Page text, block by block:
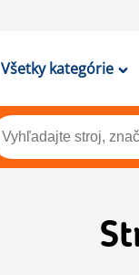
Všetky kategórie